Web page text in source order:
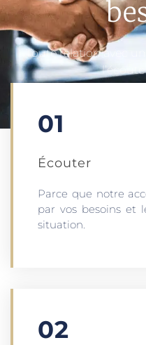
Toute relation avec
01
Écouter​
Parce que notre
par vos besoins et
situation.
02